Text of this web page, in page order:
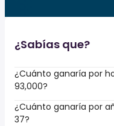
¿Sabías que?
¿Cuánto ganaría por
93,000?
¿Cuánto ganaría por
37?